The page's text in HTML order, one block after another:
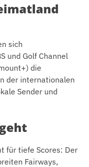
sich
und Golf Channel
die
der internationalen
Sender und
für tiefe Scores: Der
Fairways,